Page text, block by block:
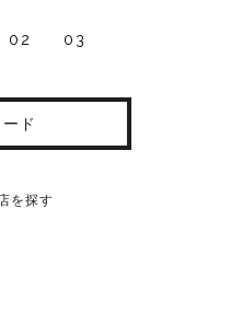
02 03
ド
を探す